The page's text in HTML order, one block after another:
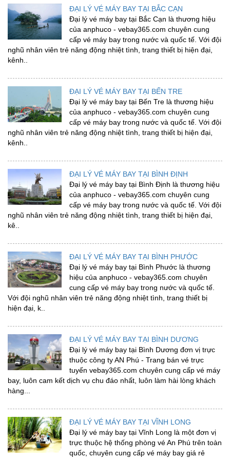
ĐẠI LÝ VÉ MÁY BAY TẠI BẮC CẠN
Đại lý vé máy bay tại Bắc Cạn là thương hiệu
của anphuco - vebay365.com chuyên cung
cấp vé máy bay trong nước và quốc tế. Với đội
nghũ nhân viên trẻ năng động nhiệt tình, trang thiết bị hiện đại,
kênh..
ĐẠI LÝ VÉ MÁY BAY TẠI BẾN TRE
Đại lý vé máy bay tại Bến Tre là thương hiệu
của anphuco - vebay365.com chuyên cung
cấp vé máy bay trong nước và quốc tế. Với đội
nghũ nhân viên trẻ năng động nhiệt tình, trang thiết bị hiện đại,
kênh..
ĐẠI LÝ VÉ MÁY BAY TẠI BÌNH ĐỊNH
Đại lý vé máy bay tại Bình Định là thương hiệu
của anphuco - vebay365.com chuyên cung
cấp vé máy bay trong nước và quốc tế. Với đội
nghũ nhân viên trẻ năng động nhiệt tình, trang thiết bị hiện đại,
kê..
ĐẠI LÝ VÉ MÁY BAY TẠI BÌNH PHƯỚC
Đại lý vé máy bay tại Bình Phước là thương
hiệu của anphuco - vebay365.com chuyên
cung cấp vé máy bay trong nước và quốc tế.
Với đội nghũ nhân viên trẻ năng động nhiệt tình, trang thiết bị
hiện đại, k..
ĐẠI LÝ VÉ MÁY BAY TẠI BÌNH DƯƠNG
Đại lý vé máy bay tại Bình Dương đơn vị trực
thuộc công ty AN Phú - Trang bán vé trực
tuyến vebay365.com chuyên cung cấp vé máy
bay, luôn cam kết dịch vụ chu đáo nhất, luôn làm hài lòng khách
hàng...
ĐẠI LÝ VÉ MÁY BAY TẠI VĨNH LONG
Đại lý vé máy bay tại Vĩnh Long là một đơn vị
trực thuộc hệ thống phòng vé An Phú trên toàn
quốc, chuyên cung cấp vé máy bay giá rẻ